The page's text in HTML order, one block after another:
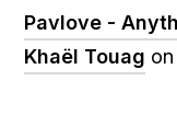
Pavlove -
Khaël Touag